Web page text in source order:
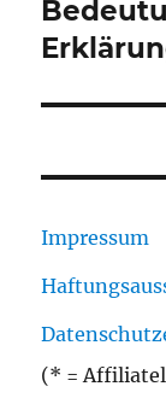
Beitrag:
Impressum
(* =